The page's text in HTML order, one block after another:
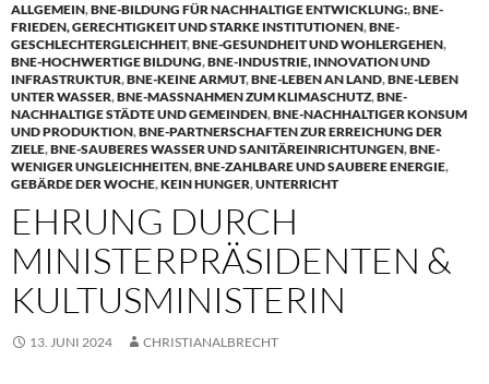
ALLGEMEIN,BNE-BILDUNG FÜR NACHHALTIGE ENTWICKLUNG:,BNE-
FRIEDEN, GERECHTIGKEIT UND STARKE INSTITUTIONEN,BNE-
GESCHLECHTERGLEICHHEIT,BNE-GESUNDHEIT UND WOHLERGEHEN,
BNE-HOCHWERTIGE BILDUNG,BNE-INDUSTRIE, INNOVATION UND
INFRASTRUKTUR,BNE-KEINE ARMUT,BNE-LEBEN AN LAND,BNE-LEBEN
UNTER WASSER,BNE-MASSNAHMEN ZUM KLIMASCHUTZ ,BNE-
NACHHALTIGE STÄDTE UND GEMEINDEN,BNE-NACHHALTIGER KONSUM
UND PRODUKTION,BNE-PARTNERSCHAFTEN ZUR ERREICHUNG DER
ZIELE,BNE-SAUBERES WASSER UND SANITÄREINRICHTUNGEN,BNE-
WENIGER UNGLEICHHEITEN,BNE-ZAHLBARE UND SAUBERE ENERGIE,
GEBÄRDE DER WOCHE,KEIN HUNGER,UNTERRICHT
EHRUNG DURCH
MINISTERPRÄSIDENTEN &
KULTUSMINISTERIN
13. JUNI 2024 CHRISTIANALBRECHT